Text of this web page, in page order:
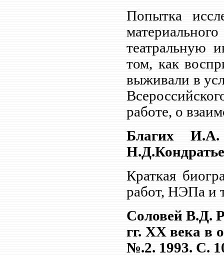
Попытка
театральную
том, как
выживали в
работе, о
Благих
Краткая
работ, НЭПа и
Соловей В.Д.
гг. ХХ века в
№.2. 1993. С.